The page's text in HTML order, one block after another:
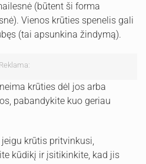
(būtent ši forma
Vienos krūties spenelis gali
(tai apsunkina žindymą).
Reklama:
krūties dėl jos arba
pabandykite kuo geriau
krūtis pritvinkusi,
kūdikį ir įsitikinkite, kad jis